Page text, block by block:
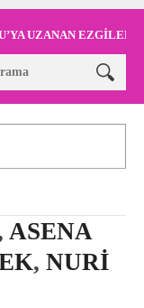
UZANAN EZGİLER
ASENA
, NURI